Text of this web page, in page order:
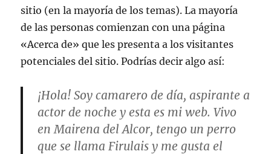
sitio (en la mayoría de los temas). La mayoría
de las personas comienzan con una página
«Acerca de» que les presenta a los visitantes
potenciales del sitio. Podrías decir algo así:
¡Hola! Soy camarero de día, aspirante a
actor de noche y esta es mi web. Vivo
en Mairena del Alcor, tengo un perro
que se llama Firulais y me gusta el